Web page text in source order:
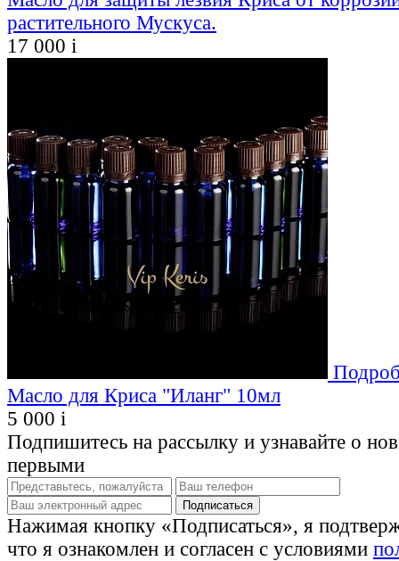
растительного Мускуса.
17 000 i
Масло для Криса "Иланг" 10мл
5 000 i
Подпишитесь на рассылку и узнавайте о
первыми
Нажимая кнопку «Подписаться», я
что я ознакомлен и согласен с условиями